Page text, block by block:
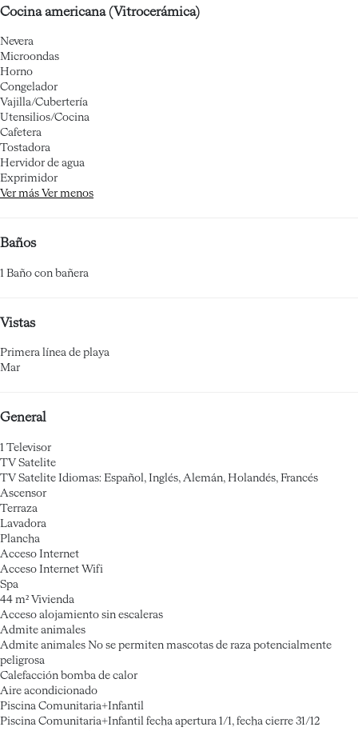
Cocina americana (Vitrocerámica)
Nevera
Microondas
Horno
Congelador
Vajilla/Cubertería
Utensilios/Cocina
Cafetera
Tostadora
Hervidor de agua
Exprimidor
Ver más Ver menos
Baños
1 Baño con bañera
Vistas
Primera línea de playa
Mar
General
1 Televisor
TV Satelite
TV Satelite Idiomas: Español, Inglés, Alemán, Holandés, Francés
Ascensor
Terraza
Lavadora
Plancha
Acceso Internet
Acceso Internet Wifi
Spa
44 m² Vivienda
Acceso alojamiento sin escaleras
Admite animales
Admite animales No se permiten mascotas de raza potencialmente
peligrosa
Calefacción bomba de calor
Aire acondicionado
Piscina Comunitaria+Infantil
Piscina Comunitaria+Infantil fecha apertura 1/1, fecha cierre 31/12